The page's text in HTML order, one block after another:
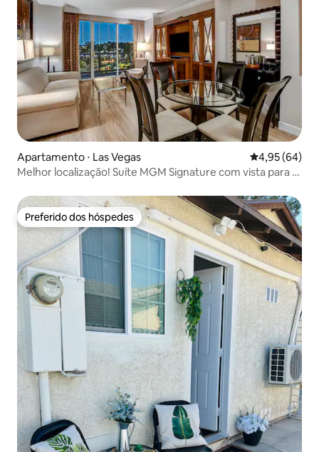
Apartamento ⋅ Las Vegas 4,95 de uma
4,95 (64)
Melhor localização! Suíte MGM Signature com vista para o
Preferido dos hóspedes
Preferido dos hóspedes